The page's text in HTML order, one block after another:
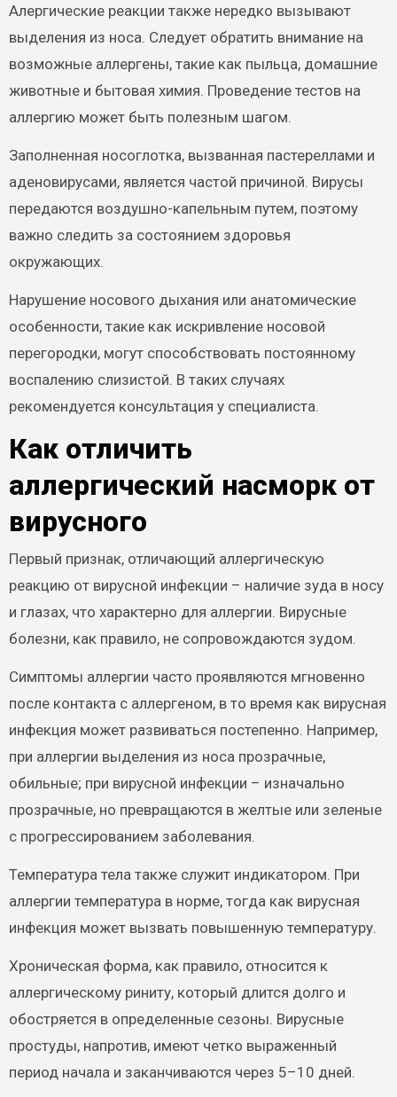
Алергические реакции также нередко вызывают
выделения из носа. Следует обратить внимание на
возможные аллергены, такие как пыльца, домашние
животные и бытовая химия. Проведение тестов на
аллергию может быть полезным шагом.
Заполненная носоглотка, вызванная пастереллами и
аденовирусами, является частой причиной. Вирусы
передаются воздушно-капельным путем, поэтому
важно следить за состоянием здоровья
окружающих.
Нарушение носового дыхания или анатомические
особенности, такие как искривление носовой
перегородки, могут способствовать постоянному
воспалению слизистой. В таких случаях
рекомендуется консультация у специалиста.
Как отличить
аллергический насморк от
вирусного
Первый признак, отличающий аллергическую
реакцию от вирусной инфекции – наличие зуда в носу
и глазах, что характерно для аллергии. Вирусные
болезни, как правило, не сопровождаются зудом.
Симптомы аллергии часто проявляются мгновенно
после контакта с аллергеном, в то время как вирусная
инфекция может развиваться постепенно. Например,
при аллергии выделения из носа прозрачные,
обильные; при вирусной инфекции – изначально
прозрачные, но превращаются в желтые или зеленые
с прогрессированием заболевания.
Температура тела также служит индикатором. При
аллергии температура в норме, тогда как вирусная
инфекция может вызвать повышенную температуру.
Хроническая форма, как правило, относится к
аллергическому риниту, который длится долго и
обостряется в определенные сезоны. Вирусные
простуды, напротив, имеют четко выраженный
период начала и заканчиваются через 5–10 дней.